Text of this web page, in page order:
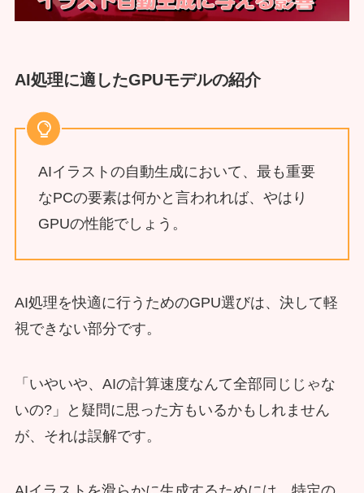
AI処理に適したGPUモデルの紹介
AIイラストの自動生成において、最も重要
なPCの要素は何かと言われれば、やはり
GPUの性能でしょう。
AI処理を快適に行うためのGPU選びは、決して軽
視できない部分です。
「いやいや、AIの計算速度なんて全部同じじゃな
いの?」と疑問に思った方もいるかもしれません
が、それは誤解です。